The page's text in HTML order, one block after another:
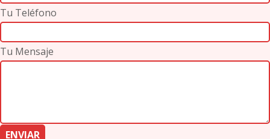
Tu Teléfono
Tu Mensaje